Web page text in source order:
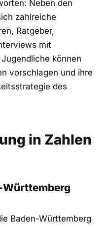
Neben den
zahlreiche
Ratgeber,
mit
können
vorschlagen und ihre
des
in Zahlen
Württemberg
Baden-Württemberg